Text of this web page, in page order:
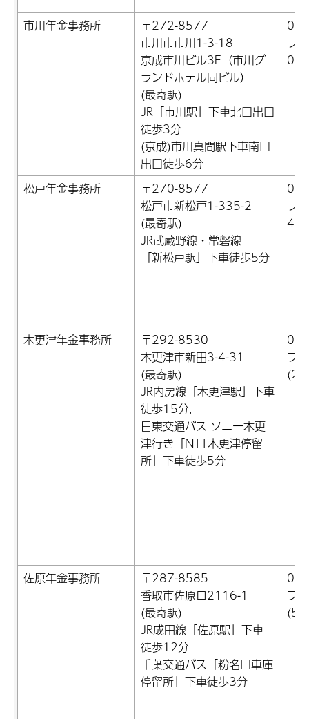
市川年金事務所
〒272-8577
市川市市川1-3-18
京成市川ビル3F（市川グ
ランドホテル同ビル）
(最寄駅)
JR「市川駅」下車北口出口
徒歩3分
(京成)市川真間駅下車南口
出口徒歩6分
フ
松戸年金事務所
〒270-8577
松戸市新松戸1-335-2
(最寄駅)
JR武蔵野線・常磐線
「新松戸駅」下車徒歩5分
フ
木更津年金事務所
〒292-8530
木更津市新田3-4-31
(最寄駅)
JR内房線「木更津駅」下車
徒歩15分,
日東交通バス ソニー木更
津行き「NTT木更津停留
所」下車徒歩5分
フ
佐原年金事務所
〒287-8585
香取市佐原ロ2116-1
(最寄駅)
JR成田線「佐原駅」下車
徒歩12分
千葉交通バス「粉名口車庫
停留所」下車徒歩3分
フ